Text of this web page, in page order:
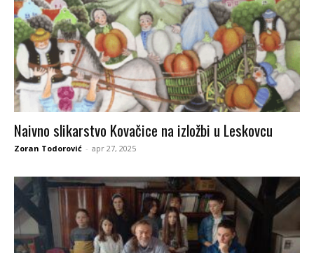
Naivno slikarstvo Kovačice na izložbi u Leskovcu
Zoran Todorović - apr 27, 2025